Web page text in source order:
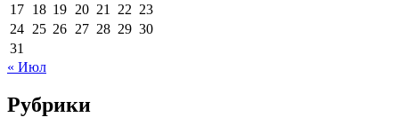
17 18 19 20 21 22 23
24 25 26 27 28 29 30
31
« Июл
Рубрики